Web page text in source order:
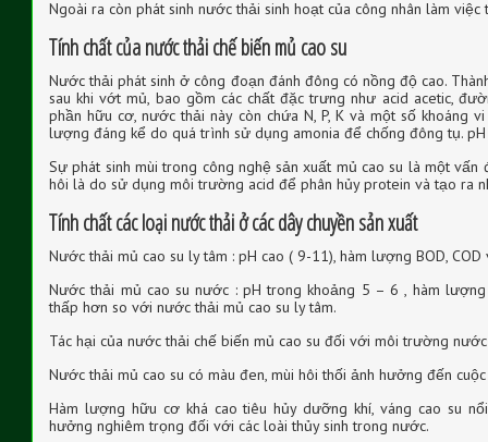
Ngoài ra còn phát sinh nước thải sinh hoạt của công nhân làm
Tính chất của nước thải chế biến mủ cao su
Nước thải phát sinh ở công đoạn đánh đông có nồng độ cao.
sau khi vớt mủ, bao gồm các chất đặc trưng như acid acetic,
phần hữu cơ, nước thải này còn chứa N, P, K và một số khoáng
lượng đáng kể do quá trình sử dụng amonia để chống đông tụ.
Sự phát sinh mùi trong công nghệ sản xuất mủ cao su là một vấn
hôi là do sử dụng môi trường acid để phân hủy protein và tạo ra
Tính chất các loại nước thải ở các dây chuyền sản xuất
Nước thải mủ cao su ly tâm : pH cao ( 9-11), hàm lượng BOD,
Nước thải mủ cao su nước : pH trong khoảng 5 – 6 , hàm
thấp hơn so với nước thải mủ cao su ly tâm.
Tác hại của nước thải chế biến mủ cao su đối với môi trường
Nước thải mủ cao su có màu đen, mùi hôi thối ảnh hưởng đến
Hàm lượng hữu cơ khá cao tiêu hủy dưỡng khí, váng cao su
hưởng nghiêm trọng đối với các loài thủy sinh trong nước.